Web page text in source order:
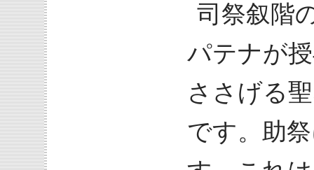
司祭叙階
パテナが
ささげる
です。助